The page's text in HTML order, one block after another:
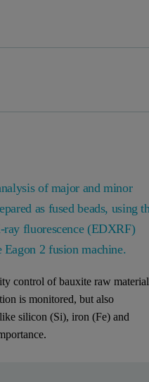
of major and minor
as fused beads, using
fluorescence (EDXRF)
2 fusion machine.
control of bauxite raw
is monitored, but also
silicon (Si), iron (Fe) and